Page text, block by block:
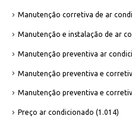
Manutenção corretiva de ar
Manutenção e instalação de ar
Manutenção preventiva ar
Manutenção preventiva e
Manutenção preventiva e
Preço ar condicionado (1.014)